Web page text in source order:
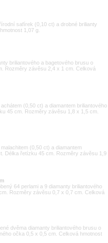
safírek (0,10 ct) a drobné brilianty
1,07 g.
briliantového a bagetového brusu o
Rozměry závěsu 2,4 x 1 cm. Celková
(0,50 ct) a diamantem briliantového
45 cm. Rozměry závěsu 1,8 x 1,5 cm.
(0,50 ct) a diamantem
Délka řetízku 45 cm. Rozměry závěsu 1,9
64 perlami a 9 diamanty briliantového
Rozměry závěsu 0,7 x 0,7 cm. Celková
dvěma diamanty briliantového brusu o
očka 0,5 x 0,5 cm. Celková hmotnost